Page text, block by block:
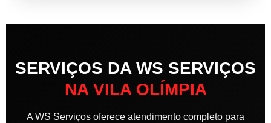
SERVIÇOS DA WS SERVIÇOS
NA VILA OLÍMPIA
A WS Serviços oferece atendimento completo para